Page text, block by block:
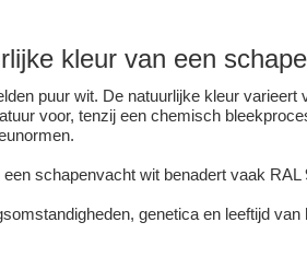
kleur van een
puur wit. De natuurlijke kleur
voor, tenzij een chemisch
schapenvacht wit benadert vaak
genetica en leeftijd